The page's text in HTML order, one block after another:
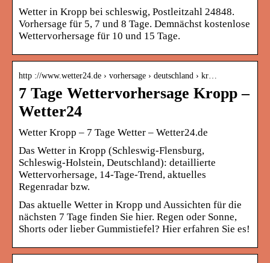
Wetter in Kropp bei schleswig, Postleitzahl 24848.
Vorhersage für 5, 7 und 8 Tage. Demnächst kostenlose
Wettervorhersage für 10 und 15 Tage.
http ://www.wetter24.de › vorhersage › deutschland › kr…
7 Tage Wettervorhersage Kropp –
Wetter24
Wetter Kropp – 7 Tage Wetter – Wetter24.de
Das Wetter in Kropp (Schleswig-Flensburg,
Schleswig-Holstein, Deutschland): detaillierte
Wettervorhersage, 14-Tage-Trend, aktuelles
Regenradar bzw.
Das aktuelle Wetter in Kropp und Aussichten für die
nächsten 7 Tage finden Sie hier. Regen oder Sonne,
Shorts oder lieber Gummistiefel? Hier erfahren Sie es!